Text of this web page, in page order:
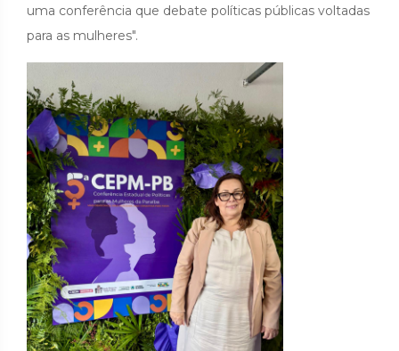
uma conferência que debate políticas públicas voltadas
para as mulheres".